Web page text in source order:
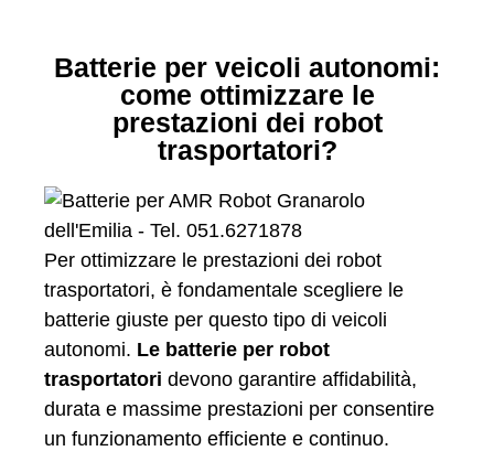
Batterie per veicoli autonomi:
come ottimizzare le
prestazioni dei robot
trasportatori?
Per ottimizzare le prestazioni dei robot
trasportatori, è fondamentale scegliere le
batterie giuste per questo tipo di veicoli
autonomi. Le batterie per robot
trasportatori devono garantire affidabilità,
durata e massime prestazioni per consentire
un funzionamento efficiente e continuo.